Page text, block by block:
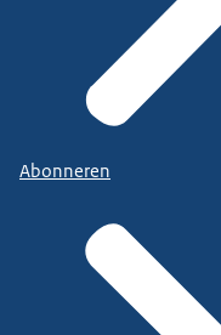
Abonneren